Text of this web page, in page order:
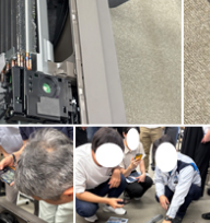
と思想
計思想
本性能
工思想
フターサポート
文住宅
ノベーション